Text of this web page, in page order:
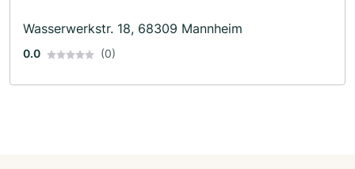
Wasserwerkstr. 18, 68309 Mannheim
0.0 (0)